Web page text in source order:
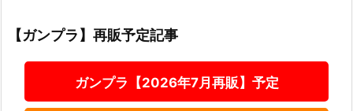
【ガンプラ】再販予定記事
ガンプラ【2026年7月再販】予定